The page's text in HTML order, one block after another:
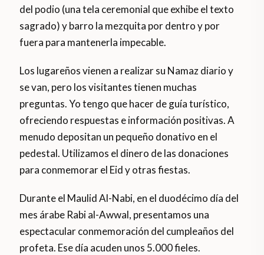
del podio (una tela ceremonial que exhibe el texto
sagrado) y barro la mezquita por dentro y por
fuera para mantenerla impecable.
Los lugareños vienen a realizar su Namaz diario y
se van, pero los visitantes tienen muchas
preguntas. Yo tengo que hacer de guía turístico,
ofreciendo respuestas e información positivas. A
menudo depositan un pequeño donativo en el
pedestal. Utilizamos el dinero de las donaciones
para conmemorar el Eid y otras fiestas.
Durante el Maulid Al-Nabi, en el duodécimo día del
mes árabe Rabi al-Awwal, presentamos una
espectacular conmemoración del cumpleaños del
profeta. Ese día acuden unos 5.000 fieles.